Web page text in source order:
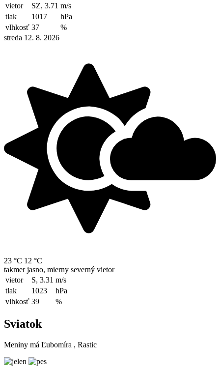
vietor
SZ, 3.71 m/s
tlak
1017
hPa
vlhkosť 37
%
streda 12. 8. 2026
23 °C 12 °C
takmer jasno, mierny severný vietor
vietor
S, 3.31 m/s
tlak
1023
hPa
vlhkosť 39 %
Sviatok
Meniny má Ľubomíra , Rastic